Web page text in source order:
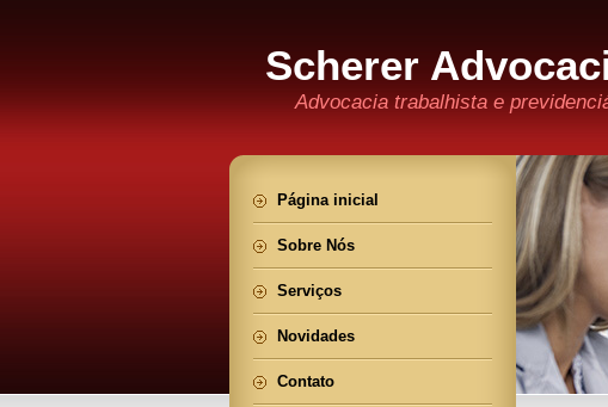
Scherer
Advocacia trabalhista e
Página inicial
Sobre Nós
Serviços
Novidades
Contato